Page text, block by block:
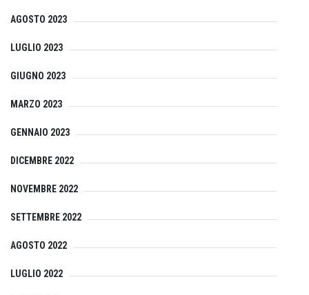
AGOSTO 2023
LUGLIO 2023
GIUGNO 2023
MARZO 2023
GENNAIO 2023
DICEMBRE 2022
NOVEMBRE 2022
SETTEMBRE 2022
AGOSTO 2022
LUGLIO 2022